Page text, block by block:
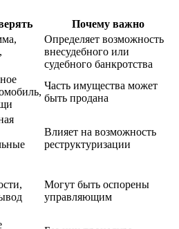
Почему важно
Определяет возможность
внесудебного или
судебного банкротства
Часть имущества может
быть продана
Влияет на возможность
реструктуризации
Могут быть оспорены
управляющим